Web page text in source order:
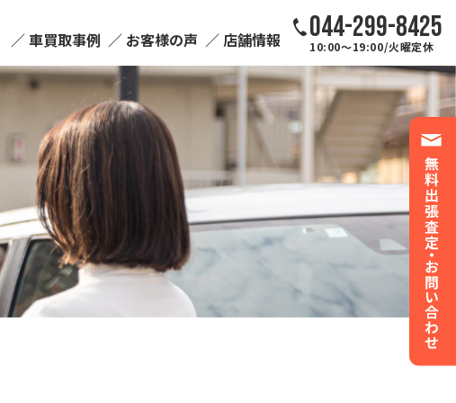
車買取事例 お客様の声 店舗情報 044-299-8425
10:00～19:00/火曜定休